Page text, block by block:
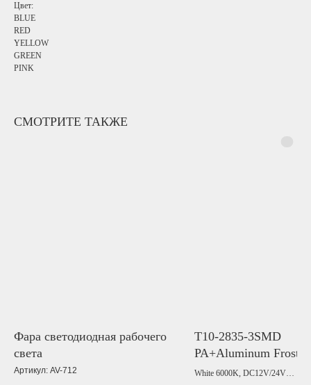
Цвет:
BLUE
RED
YELLOW
GREEN
PINK
СМОТРИТЕ ТАКЖЕ
Фара светодиодная рабочего
света
Артикул: AV-712
T10-2835-3SMD
PA+Aluminum Frosted
Convex Lens
White 6000K, DC12V/24V